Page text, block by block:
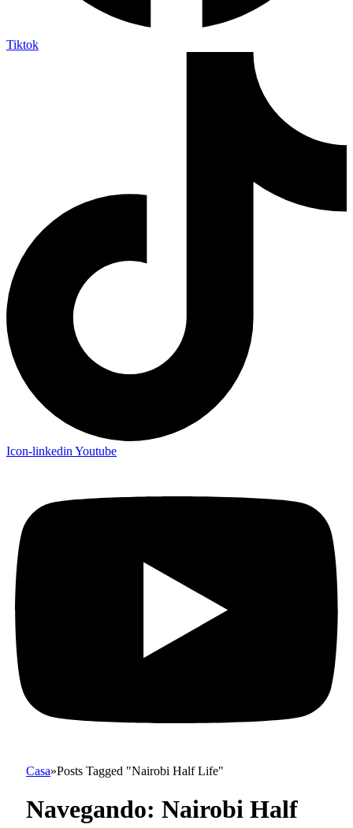
Tiktok
Icon-linkedin Youtube
Casa»Posts Tagged "Nairobi Half Life"
Navegando: Nairobi Half